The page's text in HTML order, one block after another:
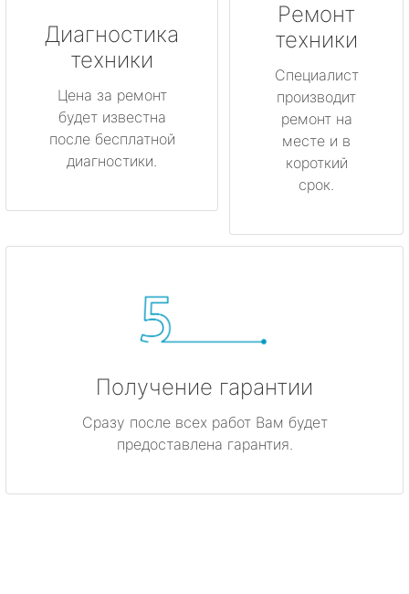
Диагностика
техники
Цена за ремонт
будет известна
после бесплатной
диагностики.
Ремонт
техники
Специалист
производит
ремонт на
месте и в
короткий
срок.
Получение гарантии
Сразу после всех работ Вам будет
предоставлена гарантия.